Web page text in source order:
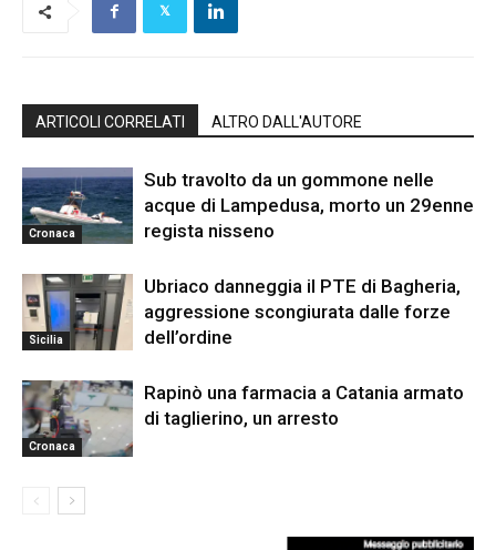
ARTICOLI CORRELATI ALTRO DALL'AUTORE
Cronaca
Sub travolto da un gommone nelle
acque di Lampedusa, morto un 29enne
regista nisseno
Sicilia
Ubriaco danneggia il PTE di Bagheria,
aggressione scongiurata dalle forze
dell’ordine
Cronaca
Rapinò una farmacia a Catania armato
di taglierino, un arresto